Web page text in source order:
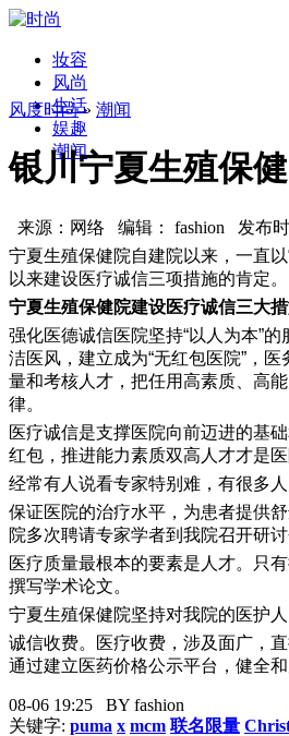
妆容
风尚
生活
娱趣
潮闻
风度时尚» 潮闻
银川宁夏生殖保
来源：网络 编辑： fashion 发布时
宁夏生殖保健院自建院以来，一直
以来建设医疗诚信三项措施的肯定。
宁夏生殖保健院建设医疗诚信三大
强化医德诚信医院坚持“以人为本”
洁医风，建立成为“无红包医院”，
量和考核人才，把任用高素质、高
律。
医疗诚信是支撑医院向前迈进的基
红包，推进能力素质双高人才才是医
经常有人说看专家特别难，有很多
保证医院的治疗水平，为患者提供
院多次聘请专家学者到我院召开研
医疗质量最根本的要素是人才。只
撰写学术论文。
宁夏生殖保健院坚持对我院的医护
诚信收费。医疗收费，涉及面广，
通过建立医药价格公示平台，健全
08-06 19:25
BY fashion
关键字: puma x mcm 联名限量